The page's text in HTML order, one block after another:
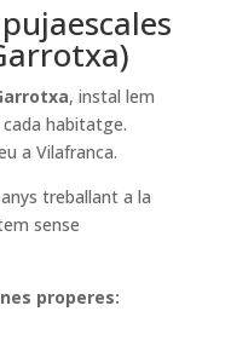
, instal lem
habitatge.
a Vilafranca.
treballant a la
sense
properes: